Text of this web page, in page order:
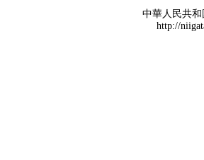
中華人民共
http://